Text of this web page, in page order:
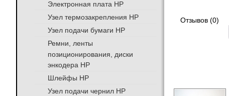
Отзывов (0)
Электронная плата HP
Узел термозакрепления HP
Узел подачи бумаги HP
Ремни, ленты
позиционирования, диски
энкодера HP
Шлейфы HP
Узел подачи чернил HP